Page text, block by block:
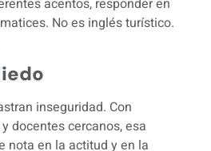
No es inglés turístico.
inseguridad. Con
docentes cercanos, esa
nota en la actitud y en la